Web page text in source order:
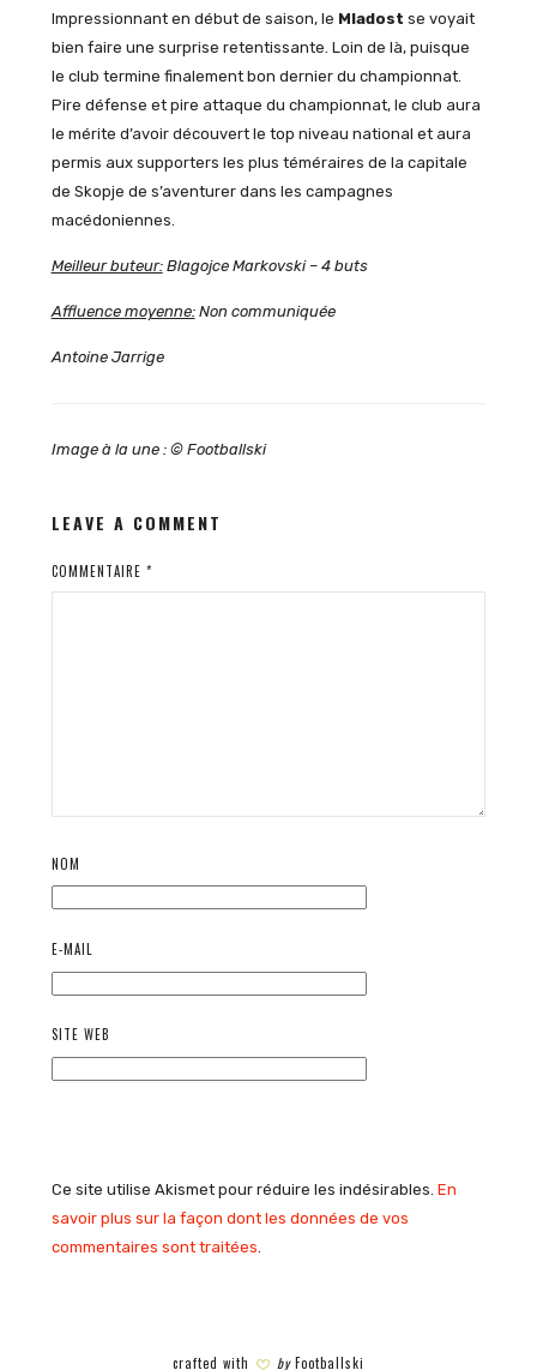
Impressionnant en début de saison, le Mladost se voyait
bien faire une surprise retentissante. Loin de là, puisque
le club termine finalement bon dernier du championnat.
Pire défense et pire attaque du championnat, le club aura
le mérite d’avoir découvert le top niveau national et aura
permis aux supporters les plus téméraires de la capitale
de Skopje de s’aventurer dans les campagnes
macédoniennes.
Meilleur buteur:Blagojce Markovski – 4 buts
Affluence moyenne:Non communiquée
Antoine Jarrige
Image à la une : © Footballski
LEAVE A COMMENT
COMMENTAIRE *
NOM
E-MAIL
SITE WEB
Ce site utilise Akismet pour réduire les indésirables. En
savoir plus sur la façon dont les données de vos
commentaires sont traitées.
crafted with byFootballski